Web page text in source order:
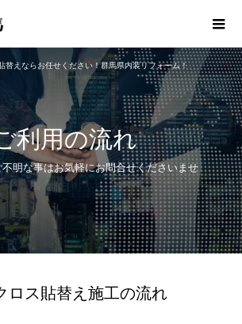
替えならお任せください！群馬県内装リフォーム！
利用の流れ
明な事はお気軽にお問合せくださいませ
ロス貼替え施工の流れ